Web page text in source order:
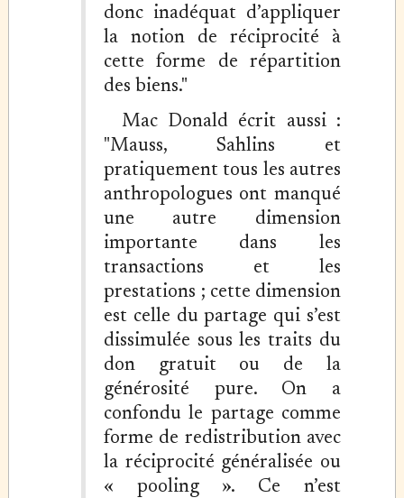
donc inadéquat d’appliquer
la notion de réciprocité à
cette forme de répartition
des biens."
Mac Donald écrit aussi :
"Mauss, Sahlins et
pratiquement tous les autres
anthropologues ont manqué
une autre dimension
importante dans les
transactions et les
prestations ; cette dimension
est celle du partage qui s’est
dissimulée sous les traits du
don gratuit ou de la
générosité pure. On a
confondu le partage comme
forme de redistribution avec
la réciprocité généralisée ou
« pooling ». Ce n’est